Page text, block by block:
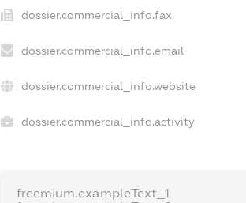
dossier.commercial_info.fax
dossier.commercial_info.email
dossier.commercial_info.website
dossier.commercial_info.activity
freemium.exampleText_1